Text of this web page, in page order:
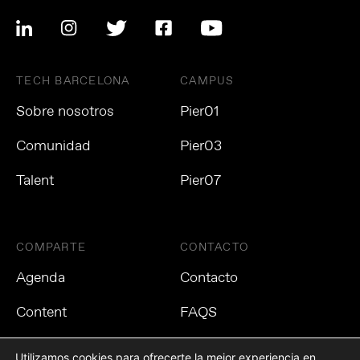
TECH BARCELONA
Sobre nosotros
Comunidad
Talent
CAMPUS
Pier01
Pier03
Pier07
COMPARTE
Agenda
Content
CONTACTO
Contacto
FAQS
Utilizamos cookies para ofrecerte la mejor experiencia en